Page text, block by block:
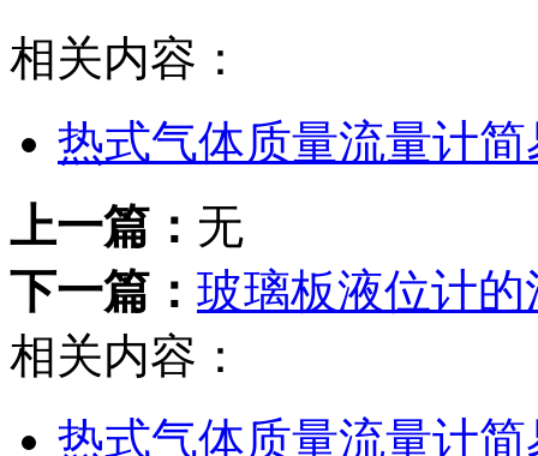
相关内容：
热式气体质量流量计
上一篇： 无
下一篇： 玻璃板液位计
相关内容：
热式气体质量流量计